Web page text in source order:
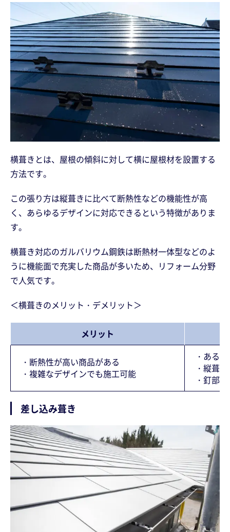
横葺きとは、屋根の傾斜に対して横に屋根材を設置する
方法です。
この張り方は縦葺きに比べて断熱性などの機能性が高
く、あらゆるデザインに対応できるという特徴がありま
す。
横葺き対応のガルバリウム鋼鉄は断熱材一体型などのよ
うに機能面で充実した商品が多いため、リフォーム分野
で人気です。
＜横葺きのメリット・デメリット＞
メリット
・断熱性が高い商品がある
・複雑なデザインでも施工可能
・ある
・縦葺
・釘部
差し込み葺き